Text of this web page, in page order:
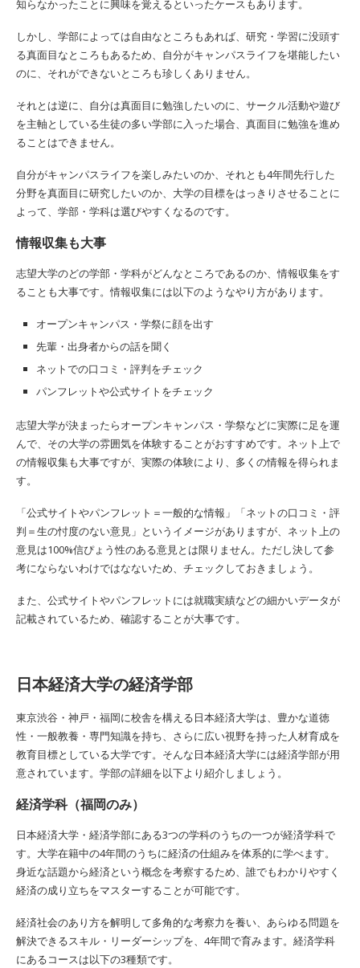
知らなかったことに興味を覚えるといったケースもあります。
しかし、学部によっては自由なところもあれば、研究・学習に没頭す
る真面目なところもあるため、自分がキャンパスライフを堪能したい
のに、それができないところも珍しくありません。
それとは逆に、自分は真面目に勉強したいのに、サークル活動や遊び
を主軸としている生徒の多い学部に入った場合、真面目に勉強を進め
ることはできません。
自分がキャンパスライフを楽しみたいのか、それとも4年間先行した
分野を真面目に研究したいのか、大学の目標をはっきりさせることに
よって、学部・学科は選びやすくなるのです。
情報収集も大事
志望大学のどの学部・学科がどんなところであるのか、情報収集をす
ることも大事です。情報収集には以下のようなやり方があります。
オープンキャンパス・学祭に顔を出す
先輩・出身者からの話を聞く
ネットでの口コミ・評判をチェック
パンフレットや公式サイトをチェック
志望大学が決まったらオープンキャンパス・学祭などに実際に足を運
んで、その大学の雰囲気を体験することがおすすめです。ネット上で
の情報収集も大事ですが、実際の体験により、多くの情報を得られま
す。
「公式サイトやパンフレット＝一般的な情報」「ネットの口コミ・評
判＝生の忖度のない意見」というイメージがありますが、ネット上の
意見は100%信ぴょう性のある意見とは限りません。ただし決して参
考にならないわけではなないため、チェックしておきましょう。
また、公式サイトやパンフレットには就職実績などの細かいデータが
記載されているため、確認することが大事です。
日本経済大学の経済学部
東京渋谷・神戸・福岡に校舎を構える日本経済大学は、豊かな道徳
性・一般教養・専門知識を持ち、さらに広い視野を持った人材育成を
教育目標としている大学です。そんな日本経済大学には経済学部が用
意されています。学部の詳細を以下より紹介しましょう。
経済学科（福岡のみ）
日本経済大学・経済学部にある3つの学科のうちの一つが経済学科で
す。大学在籍中の4年間のうちに経済の仕組みを体系的に学べます。
身近な話題から経済という概念を考察するため、誰でもわかりやすく
経済の成り立ちをマスターすることが可能です。
経済社会のあり方を解明して多角的な考察力を養い、あらゆる問題を
解決できるスキル・リーダーシップを、4年間で育みます。経済学科
にあるコースは以下の3種類です。